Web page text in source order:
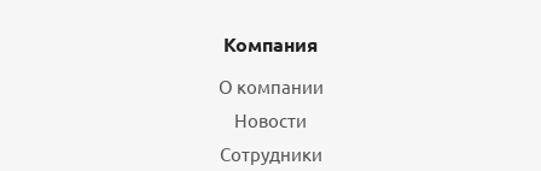
Компания
О компании
Новости
Сотрудники